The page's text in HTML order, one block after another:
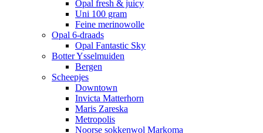
Opal fresh & juicy
Uni 100 gram
Feine merinowolle
Opal 6-draads
Opal Fantastic Sky
Botter Ysselmuiden
Bergen
Scheepjes
Downtown
Invicta Matterhorn
Maris Zareska
Metropolis
Noorse sokkenwol Markoma